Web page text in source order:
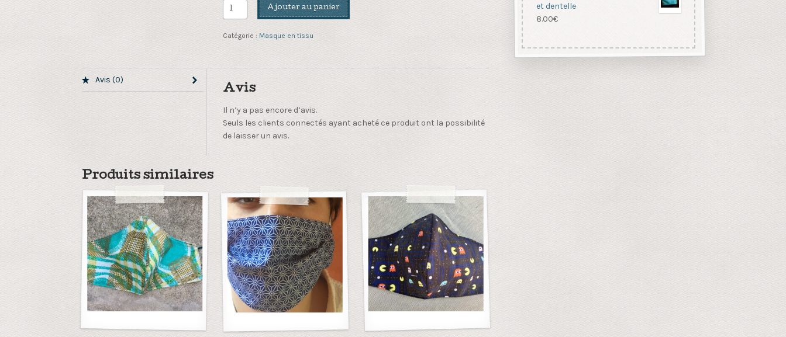
quantité
de
Masque
rose
impression
plumes
Ajouter au panier
Catégorie : Masque en tissu
Avis (0)
Avis
Il n’y a pas encore d’avis.
Seuls les clients connectés ayant acheté ce produit ont la possibilité
de laisser un avis.
Produits similaires
et dentelle
8.00€